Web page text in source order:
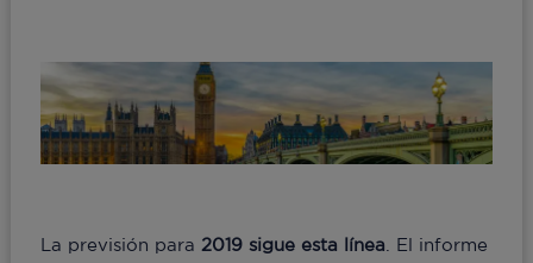
La previsión para 2019 sigue esta línea . El informe